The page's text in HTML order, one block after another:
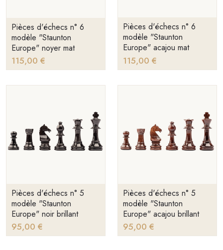
Pièces d'échecs n° 6
modèle "Staunton
Europe" noyer mat
115,00 €
Pièces d'échecs n° 6
modèle "Staunton
Europe" acajou mat
115,00 €
Pièces d'échecs n° 5
modèle "Staunton
Europe" noir brillant
95,00 €
Pièces d'échecs n° 5
modèle "Staunton
Europe" acajou brillant
95,00 €